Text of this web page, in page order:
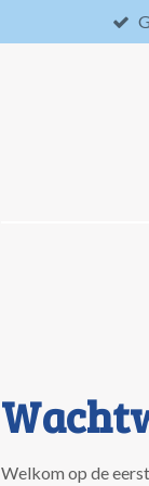
Welkom op de